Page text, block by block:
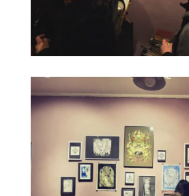
Maison d’édition qui aspire à
les images et les mots.
Elle chapeaute dorénavant
en conserve le positionnement